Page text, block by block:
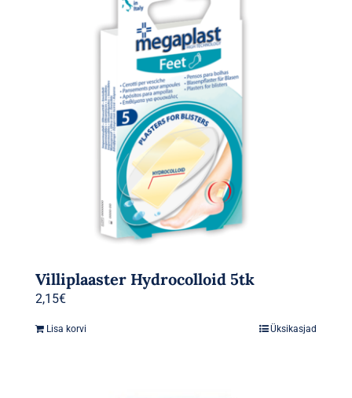
Villiplaaster Hydrocolloid 5tk
2,15€
Lisa korvi Üksikasjad